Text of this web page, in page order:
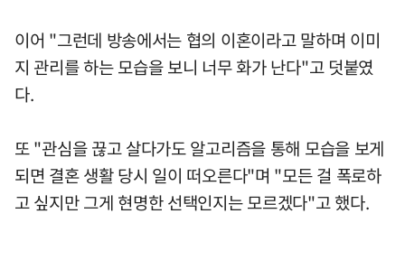
이어 "그런데 방송에서는 협의 이혼이라고 말하며 이미
지 관리를 하는 모습을 보니 너무 화가 난다"고 덧붙였
다.
또 "관심을 끊고 살다가도 알고리즘을 통해 모습을 보게
되면 결혼 생활 당시 일이 떠오른다"며 "모든 걸 폭로하
고 싶지만 그게 현명한 선택인지는 모르겠다"고 했다.